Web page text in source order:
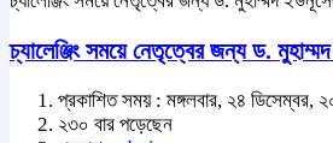
চ্যালেঞ্জিং সময়ে নেতৃত্বের জন্য ড.
প্রকাশিত সময় : মঙ্গলবার, ২৪ ডিসেম্বর,
২৩০ বার পড়েছেন